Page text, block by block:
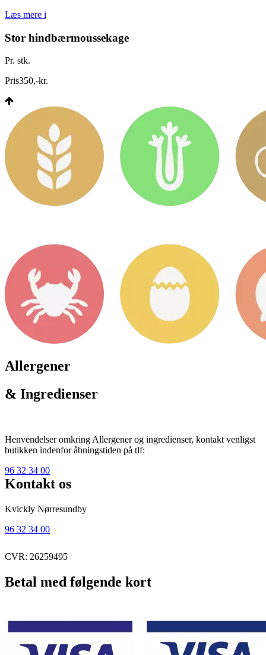
Læs mere i
Stor hindbærmoussekage
Pr. stk.
Pris350,-kr.
Allergener
& Ingredienser
Henvendelser omkring Allergener og ingredienser, kontakt venligst
butikken indenfor åbningstiden på tlf:
96 32 34 00
Kontakt os
Kvickly Nørresundby
96 32 34 00
CVR: 26259495
Betal med følgende kort